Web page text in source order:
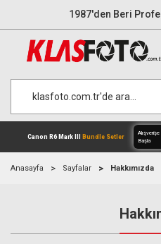
1987'den Beri
Anasayfa Sayfalar Hakkımızda